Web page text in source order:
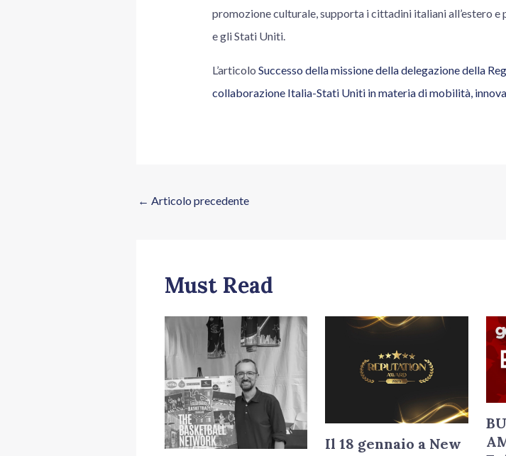
promozione culturale, supporta i cittadini italiani all’estero
e gli Stati Uniti.
L’articolo Successo della missione della delegazione della
collaborazione Italia-Stati Uniti in materia di mobilità,
← Articolo precedente
Must Read
Il 18 gennaio a New